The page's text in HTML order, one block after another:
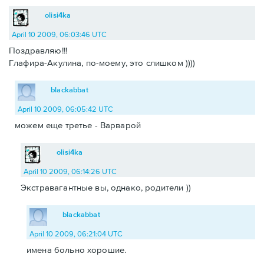
olisi4ka
April 10 2009, 06:03:46 UTC
Поздравляю!!!
Глафира-Акулина, по-моему, это слишком ))))
blackabbat
April 10 2009, 06:05:42 UTC
можем еще третье - Варварой
olisi4ka
April 10 2009, 06:14:26 UTC
Экстравагантные вы, однако, родители ))
blackabbat
April 10 2009, 06:21:04 UTC
имена больно хорошие.